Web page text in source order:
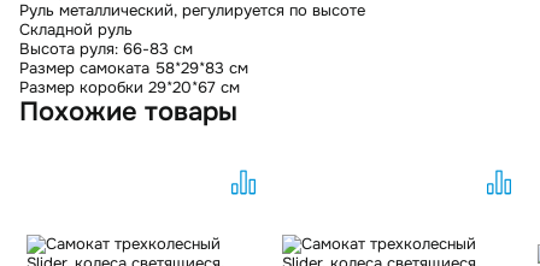
Руль металлический, регулируется по высоте
Складной руль
Высота руля: 66-83 см
Размер самоката 58*29*83 см
Размер коробки 29*20*67 см
Похожие товары